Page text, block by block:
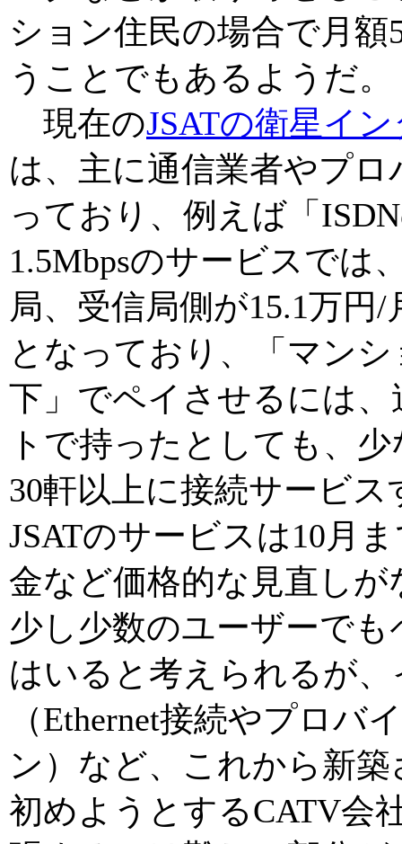
ション住民の場合で月
うことでもあるようだ。
現在のJSATの衛星イ
は、主に通信業者やプ
っており、例えば「
1.5Mbpsのサービスでは
局、受信局側が15.1万円
となっており、「マン
下」でペイさせるには
トで持ったとしても、
30軒以上に接続サービ
JSATのサービスは10月
金など価格的な見直し
少し少数のユーザーで
はいると考えられるが
（Ethernet接続やプロ
ン）など、これから新
初めようとするCATV会